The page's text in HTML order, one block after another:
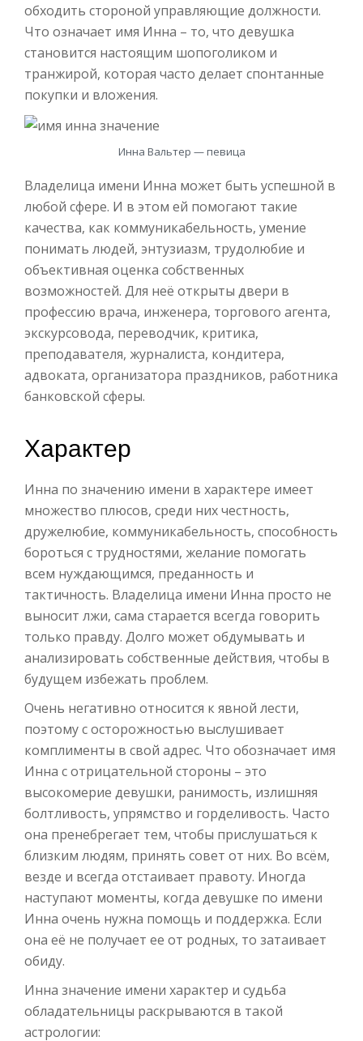
обходить стороной управляющие должности.
Что означает имя Инна – то, что девушка
становится настоящим шопоголиком и
транжирой, которая часто делает спонтанные
покупки и вложения.
Инна Вальтер — певица
Владелица имени Инна может быть успешной в
любой сфере. И в этом ей помогают такие
качества, как коммуникабельность, умение
понимать людей, энтузиазм, трудолюбие и
объективная оценка собственных
возможностей. Для неё открыты двери в
профессию врача, инженера, торгового агента,
экскурсовода, переводчик, критика,
преподавателя, журналиста, кондитера,
адвоката, организатора праздников, работника
банковской сферы.
Характер
Инна по значению имени в характере имеет
множество плюсов, среди них честность,
дружелюбие, коммуникабельность, способность
бороться с трудностями, желание помогать
всем нуждающимся, преданность и
тактичность. Владелица имени Инна просто не
выносит лжи, сама старается всегда говорить
только правду. Долго может обдумывать и
анализировать собственные действия, чтобы в
будущем избежать проблем.
Очень негативно относится к явной лести,
поэтому с осторожностью выслушивает
комплименты в свой адрес. Что обозначает имя
Инна с отрицательной стороны – это
высокомерие девушки, ранимость, излишняя
болтливость, упрямство и горделивость. Часто
она пренебрегает тем, чтобы прислушаться к
близким людям, принять совет от них. Во всём,
везде и всегда отстаивает правоту. Иногда
наступают моменты, когда девушке по имени
Инна очень нужна помощь и поддержка. Если
она её не получает ее от родных, то затаивает
обиду.
Инна значение имени характер и судьба
обладательницы раскрываются в такой
астрологии: